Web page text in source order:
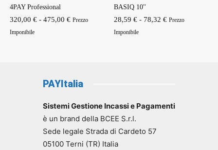
4PAY Professional
320,00 € - 475,00 €Fascia
a
Prezzo
Imponibile
BASIQ 10''
28,59 € - 78,32 €Fascia
Prezzo
Imponibile
PAYItalia
Sistemi Gestione Incassi e Pagamenti
è un brand della BCEE S.r.l.
Sede legale Strada di Cardeto 57
05100 Terni (TR) Italia